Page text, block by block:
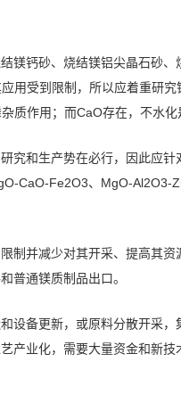
镁钙砂、烧结镁铝尖晶石砂、
用受到限制，所以应着重研
质作用；而CaO存在，不水化
究和生产势在必行，因此应
CaO-Fe2O3、MgO-Al2O3-
制并减少对其开采、提高其
普通镁质制品出口。
设备更新，或原料分散开采
产业化，需要大量资金和新